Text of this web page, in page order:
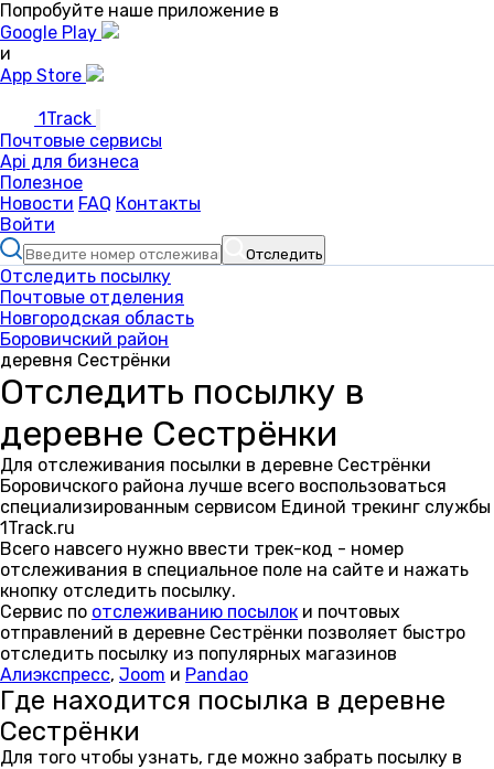
Попробуйте наше приложение в
Google Play
и
App Store
1Track
Почтовые сервисы
Api для бизнеса
Полезное
Новости FAQ Контакты
Войти
Отследить
Отследить посылку
Почтовые отделения
Новгородская область
Боровичский район
деревня Сестрёнки
Отследить посылку в
деревне Сестрёнки
Для отслеживания посылки в деревне Сестрёнки
Боровичского района лучше всего воспользоваться
специализированным сервисом Единой трекинг службы
1Track.ru
Всего навсего нужно ввести трек-код - номер
отслеживания в специальное поле на сайте и нажать
кнопку отследить посылку.
Сервис по отслеживанию посылок и почтовых
отправлений в деревне Сестрёнки позволяет быстро
отследить посылку из популярных магазинов
Алиэкспресс, Joom и Pandao
Где находится посылка в деревне
Сестрёнки
Для того чтобы узнать, где можно забрать посылку в